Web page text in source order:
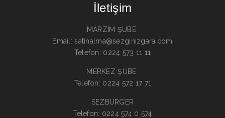
İletişim
MARZİM ŞUBE
Email: satinalma@sezginizgara.com
Telefon: 0224 573 11 11
MERKEZ ŞUBE
Telefon: 0224 572 17 71
SEZBURGER
Telefon: 0224 574 0 574